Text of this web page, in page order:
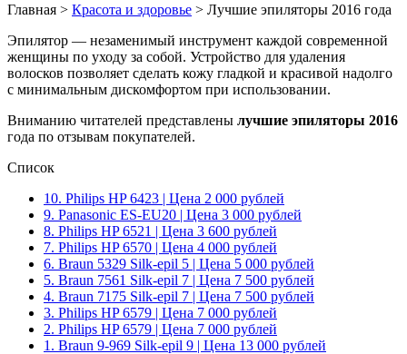
Главная > Красота и здоровье > Лучшие эпиляторы 2016 года
Эпилятор — незаменимый инструмент каждой современной
женщины по уходу за собой. Устройство для удаления
волосков позволяет сделать кожу гладкой и красивой надолго
с минимальным дискомфортом при использовании.
Вниманию читателей представлены лучшие эпиляторы 2016
года по отзывам покупателей.
Список
10. Philips HP 6423 | Цена 2 000 рублей
9. Panasonic ES-EU20 | Цена 3 000 рублей
8. Philips HP 6521 | Цена 3 600 рублей
7. Philips HP 6570 | Цена 4 000 рублей
6. Braun 5329 Silk-epil 5 | Цена 5 000 рублей
5. Braun 7561 Silk-epil 7 | Цена 7 500 рублей
4. Braun 7175 Silk-epil 7 | Цена 7 500 рублей
3. Philips HP 6579 | Цена 7 000 рублей
2. Philips HP 6579 | Цена 7 000 рублей
1. Braun 9-969 Silk-epil 9 | Цена 13 000 рублей